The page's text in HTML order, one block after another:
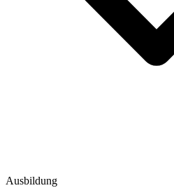
Ausbildung